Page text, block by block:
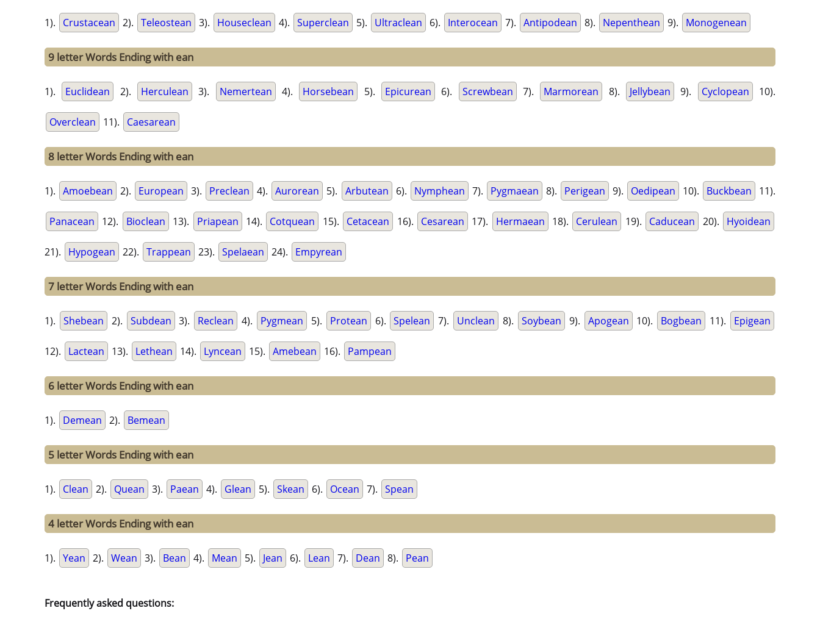
1). Crustacean 2). Teleostean 3). Houseclean 4). Superclean 5). Ultraclean 6). Interocean 7). Antipodean 8). Nepenthean 9). Monogenean
9 letter Words Ending with ean
1). Euclidean 2). Herculean 3). Nemertean 4). Horsebean 5). Epicurean 6). Screwbean 7). Marmorean 8). Jellybean 9). Cyclopean 10).
Overclean 11). Caesarean
8 letter Words Ending with ean
1). Amoebean 2). European 3). Preclean 4). Aurorean 5). Arbutean 6). Nymphean 7). Pygmaean 8). Perigean 9). Oedipean 10). Buckbean 11).
Panacean 12). Bioclean 13). Priapean 14). Cotquean 15). Cetacean 16). Cesarean 17). Hermaean 18). Cerulean 19). Caducean 20). Hyoidean
21). Hypogean 22). Trappean 23). Spelaean 24). Empyrean
7 letter Words Ending with ean
1). Shebean 2). Subdean 3). Reclean 4). Pygmean 5). Protean 6). Spelean 7). Unclean 8). Soybean 9). Apogean 10). Bogbean 11). Epigean
12). Lactean 13). Lethean 14). Lyncean 15). Amebean 16). Pampean
6 letter Words Ending with ean
1). Demean 2). Bemean
5 letter Words Ending with ean
1). Clean 2). Quean 3). Paean 4). Glean 5). Skean 6). Ocean 7). Spean
4 letter Words Ending with ean
1). Yean 2). Wean 3). Bean 4). Mean 5). Jean 6). Lean 7). Dean 8). Pean
Frequently asked questions: